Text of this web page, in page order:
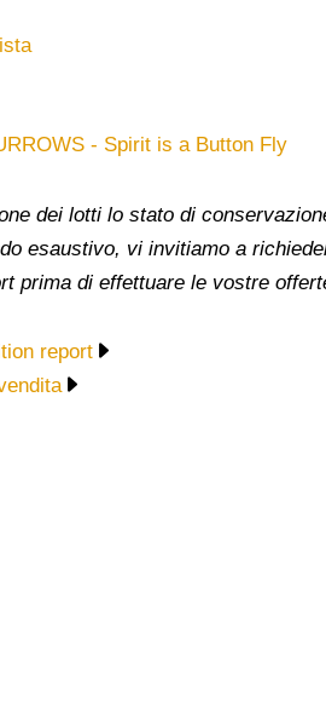
dei lotti lo stato di
esaustivo, vi invitiamo a
prima di effettuare le vostre
report